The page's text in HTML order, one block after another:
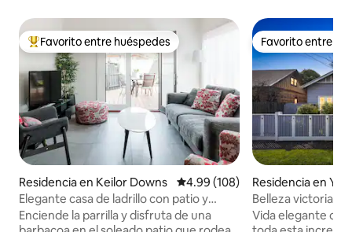
De los mejores en Favorito entre huéspedes
Favorito entre huéspedes
Residencia en Keilor Downs Calificación promedio: 4.99 de
4.99 (108)
Elegante casa de ladrillo con patio y
barbacoa en Keilor
Enciende la parrilla y disfruta de una
Favorito entre
Favorito entre
Residencia en
Belleza victoriana
Vida elegante